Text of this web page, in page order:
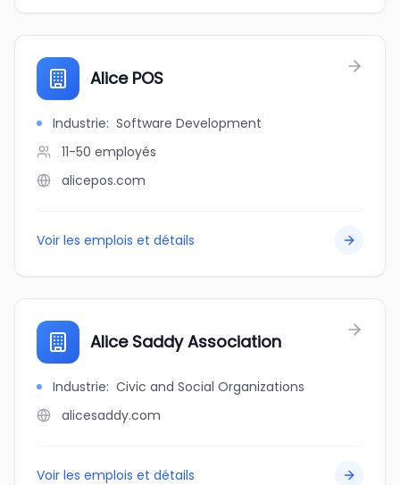
Alice POS
Industrie: Software Development
11-50 employés
alicepos.com
Voir les emplois et détails
Alice Saddy Association
Industrie: Civic and Social Organizations
alicesaddy.com
Voir les emplois et détails